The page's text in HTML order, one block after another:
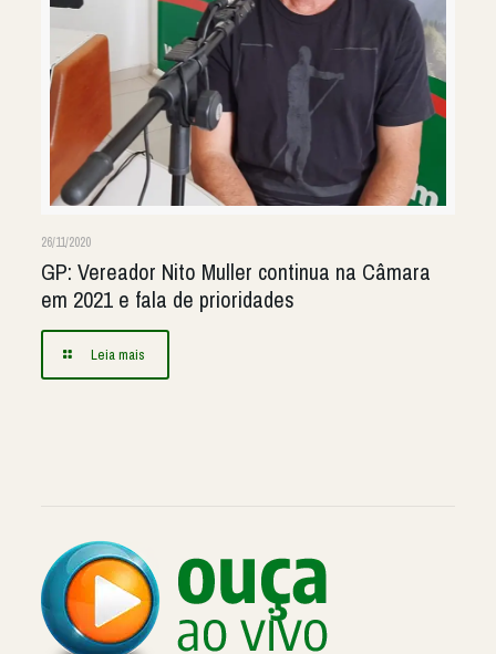
26/11/2020
GP: Vereador Nito Muller continua na Câmara
em 2021 e fala de prioridades
Leia mais